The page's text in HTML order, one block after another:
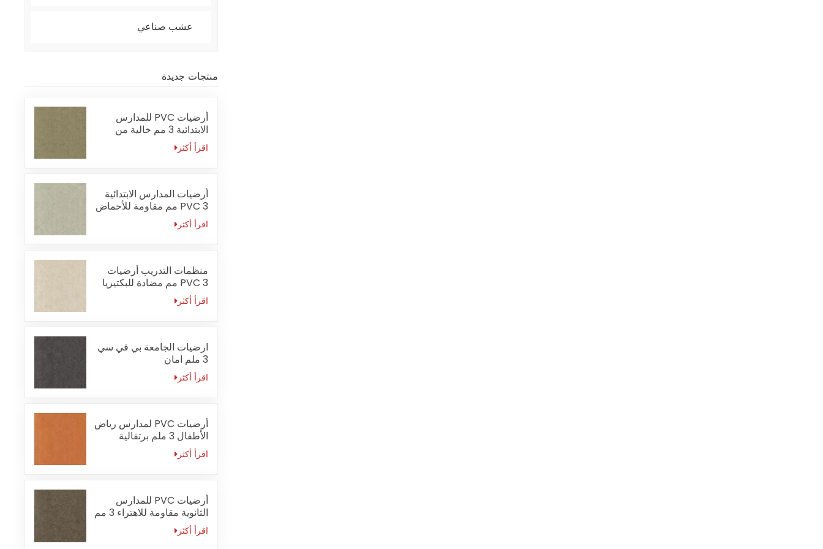
عشب صناعي
منتجات جديدة
أرضيات PVC للمدارس
الابتدائية 3 مم خالية من
الفورمالديهايد
اقرأ أكثر
أرضيات المدارس الابتدائية
PVC 3 مم مقاومة للأحماض
والقلويات
اقرأ أكثر
منظمات التدريب أرضيات
PVC 3 مم مضادة للبكتيريا
اقرأ أكثر
ارضيات الجامعة بي في سي
3 ملم امان
اقرأ أكثر
أرضيات PVC لمدارس رياض
الأطفال 3 ملم برتقالية
مقاومة للحريق
اقرأ أكثر
أرضيات PVC للمدارس
الثانوية مقاومة للاهتراء 3 مم
اقرأ أكثر